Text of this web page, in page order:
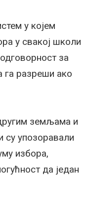
у којем
у свакој школи
за
га разреши ако
земљама и
су упозоравали
избора,
да један